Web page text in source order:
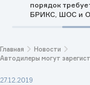
порядок
БРИКС, ШОС и
Главная
Новости
Автодилеры могут
27.12.2019